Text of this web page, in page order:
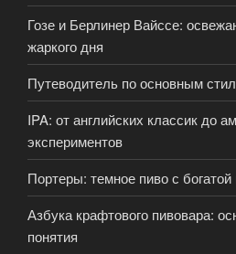
Гозе и Берлинер Вайссе:
жаркого дня
Путеводитель по основным
IPA: от английских классик до
экспериментов
Портеры: темное пиво с богатой
Азбука крафтового пивовара:
понятия